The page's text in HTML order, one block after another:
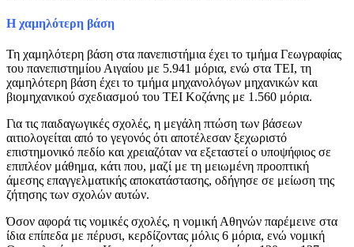
Η χαμηλότερη βάση
Τη χαμηλότερη βάση στα πανεπιστήμια έχει το τμήμα Γεωγραφίας
του πανεπιστημίου Αιγαίου με 5.941 μόρια, ενώ στα ΤΕΙ, τη
χαμηλότερη βάση έχει το τμήμα μηχανολόγων μηχανικών και
βιομηχανικού σχεδιασμού του ΤΕΙ Κοζάνης με 1.560 μόρια.
Για τις παιδαγωγικές σχολές, η μεγάλη πτώση των βάσεων
αιτιολογείται από το γεγονός ότι αποτέλεσαν ξεχωριστό
επιστημονικό πεδίο και χρειαζόταν να εξεταστεί ο υποψήφιος σε
επιπλέον μάθημα, κάτι που, μαζί με τη μειωμένη προοπτική
άμεσης επαγγελματικής αποκατάστασης, οδήγησε σε μείωση της
ζήτησης των σχολών αυτών.
Όσον αφορά τις νομικές σχολές, η νομική Αθηνών παρέμεινε στα
ίδια επίπεδα με πέρυσι, κερδίζοντας μόλις 6 μόρια, ενώ νομική